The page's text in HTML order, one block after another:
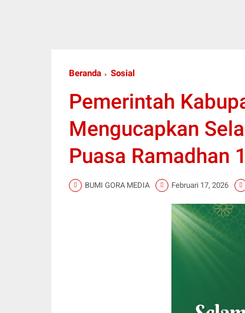
Beranda Sosial
Pemerintah
Mengucapkan
Puasa Ramadhan
BUMI GORA MEDIA Februari 17, 2026